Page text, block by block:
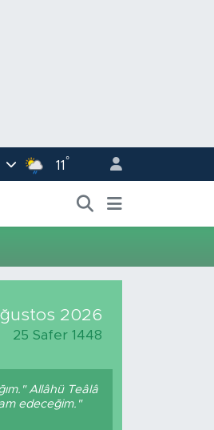
11 °
2026
25 Safer 1448
Allâhü Teâlâ
edeceğim."